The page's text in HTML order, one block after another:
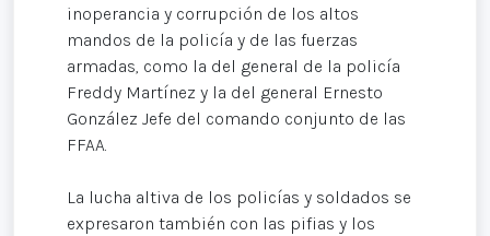
inoperancia y corrupción de los altos
mandos de la policía y de las fuerzas
armadas, como la del general de la policía
Freddy Martínez y la del general Ernesto
González Jefe del comando conjunto de las
FFAA.
La lucha altiva de los policías y soldados se
expresaron también con las pifias y los